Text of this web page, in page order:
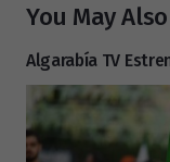
You May
Algarabía TV